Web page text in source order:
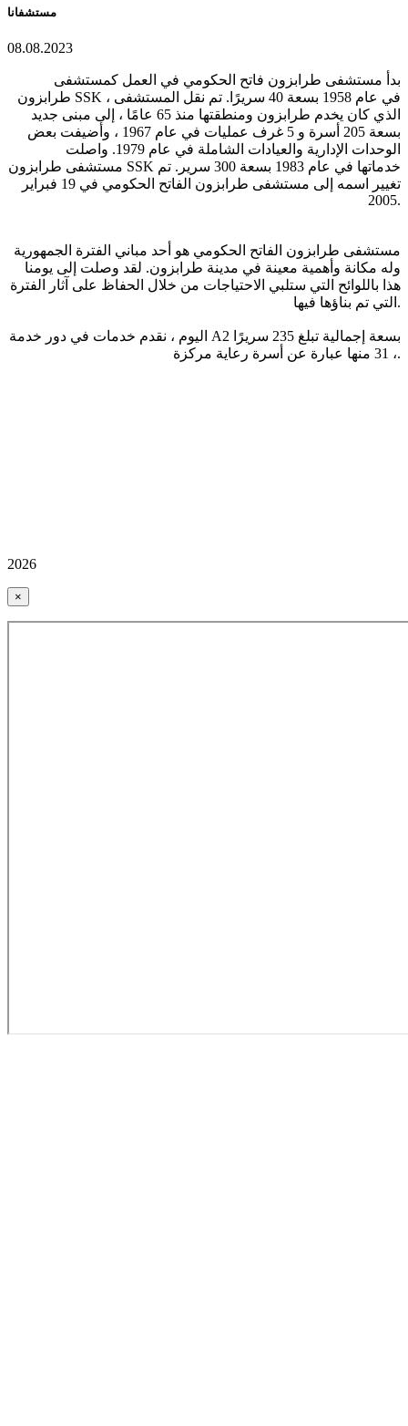
مستشفانا
08.08.2023
بدأ مستشفى طرابزون فاتح الحكومي في العمل كمستشفى
طرابزون SSK في عام 1958 بسعة 40 سريرًا. تم نقل المستشفى ،
الذي كان يخدم طرابزون ومنطقتها منذ 65 عامًا ، إلى مبنى جديد
بسعة 205 أسرة و 5 غرف عمليات في عام 1967 ، وأضيفت بعض
الوحدات الإدارية والعيادات الشاملة في عام 1979. واصلت
مستشفى طرابزون SSK خدماتها في عام 1983 بسعة 300 سرير. تم
تغيير اسمه إلى مستشفى طرابزون الفاتح الحكومي في 19 فبراير
2005.
مستشفى طرابزون الفاتح الحكومي هو أحد مباني الفترة الجمهورية
وله مكانة وأهمية معينة في مدينة طرابزون. لقد وصلت إلى يومنا
هذا باللوائح التي ستلبي الاحتياجات من خلال الحفاظ على آثار الفترة
التي تم بناؤها فيها.
اليوم ، نقدم خدمات في دور خدمة A2 بسعة إجمالية تبلغ 235 سريرًا
، 31 منها عبارة عن أسرة رعاية مركزة.
2026
×